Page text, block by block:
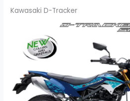
Kawasaki D-Tracker